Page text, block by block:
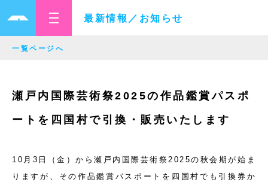
最新情報／お知らせ
一覧ページへ
瀬戸内国際芸術祭2025の作品鑑賞パスポ
ートを四国村で引換・販売いたします
10月3日（金）から瀬戸内国際芸術祭2025の秋会期が始ま
りますが、その作品鑑賞パスポートを四国村でも引換券か